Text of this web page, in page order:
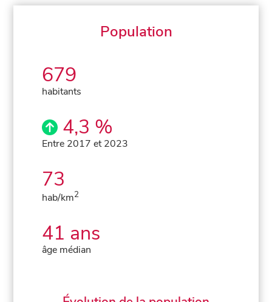
Population
679
habitants
4,3 %
Entre 2017 et 2023
73
hab/km2
41 ans
âge médian